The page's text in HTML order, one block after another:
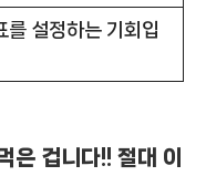
를 설정하는 기회입
은 겁니다!! 절대 이